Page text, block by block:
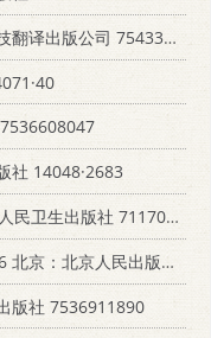
出版公司 7543302292
社 14048·2683
卫生出版社 7117006609
京：北京人民出版社 14071·20
版社 7536911890